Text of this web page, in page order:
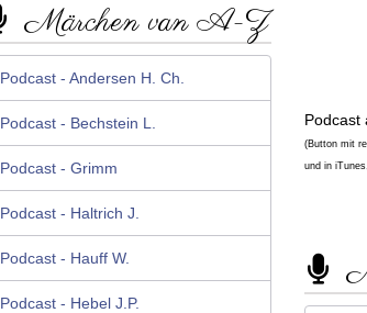
Märchen van A-Z
Podcast - Andersen H. Ch.
Podcast - Bechstein L.
Podcast - Grimm
Podcast - Haltrich J.
Podcast - Hauff W.
Podcast - Hebel J.P.
Podcast
(Button mit
und in